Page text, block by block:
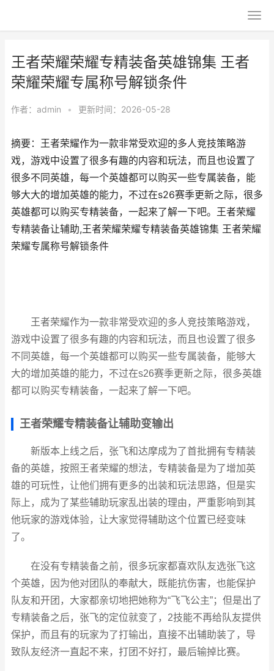
王者荣耀荣耀专精装备英雄锦集 王者
荣耀荣耀专属称号解锁条件
作者： admin • 更新时间：2026-05-28
摘要：王者荣耀作为一款非常受欢迎的多人竞技策略游
戏，游戏中设置了很多有趣的内容和玩法，而且也设置了
很多不同英雄，每一个英雄都可以购买一些专属装备，能
够大大的增加英雄的能力，不过在s26赛季更新之际，很多
英雄都可以购买专精装备，一起来了解一下吧。王者荣耀
专精装备让辅助,王者荣耀荣耀专精装备英雄锦集 王者荣耀
荣耀专属称号解锁条件
王者荣耀作为一款非常受欢迎的多人竞技策略游戏，
游戏中设置了很多有趣的内容和玩法，而且也设置了很多
不同英雄，每一个英雄都可以购买一些专属装备，能够大
大的增加英雄的能力，不过在s26赛季更新之际，很多英雄
都可以购买专精装备，一起来了解一下吧。
王者荣耀专精装备让辅助变输出
新版本上线之后，张飞和达摩成为了首批拥有专精装
备的英雄，按照王者荣耀的想法，专精装备是为了增加英
雄的可玩性，让他们拥有更多的出装和玩法思路，但是实
际上，成为了某些辅助玩家乱出装的理由，严重影响到其
他玩家的游戏体验，让大家觉得辅助这个位置已经变味
了。
在没有专精装备之前，很多玩家都喜欢队友选张飞这
个英雄，因为他对团队的奉献大，既能抗伤害，也能保护
队友和开团，大家都亲切地把她称为“飞飞公主”；但是出了
专精装备之后，张飞的定位就变了，2技能不再给队友提供
保护，而且有的玩家为了打输出，直接不出辅助装了，导
致队友经济一直起不来，打团不好打，最后输掉比赛。